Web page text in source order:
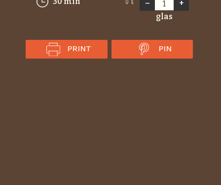
–
+
glas
PRINT PIN